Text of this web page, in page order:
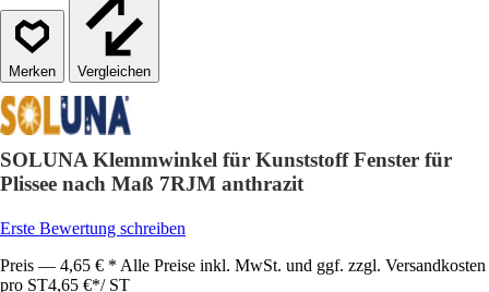
Vergleichen
SOLUNA Klemmwinkel für Kunststoff Fenster für
Plissee nach Maß 7RJM anthrazit
Erste Bewertung schreiben
Preis — 4,65 € * Alle Preise inkl. MwSt. und ggf. zzgl. Versandkosten
pro ST4,65 €*/ ST